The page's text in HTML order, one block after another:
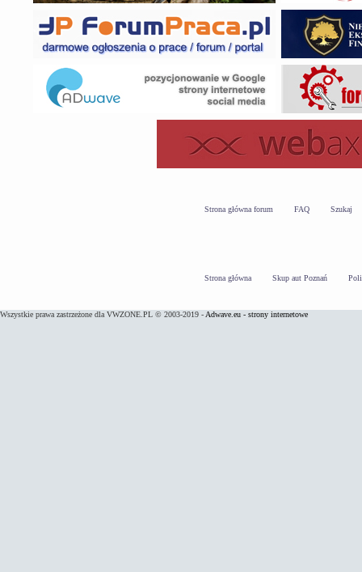
Strona główna forum FAQ Szukaj
Strona główna Skup aut Poznań
Wszystkie prawa zastrzeżone dla VWZONE.PL © 2003-2019 - Adwave.eu - strony internetowe